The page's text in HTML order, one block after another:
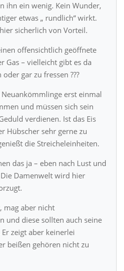
ihn ein wenig. Kein Wunder,
etwas „ rundlich“ wirkt.
sicherlich von Vorteil.
offensichtlich geöffnete
Gas – vielleicht gibt es da
gar zu fressen ???
erst einmal
und müssen sich sein
verdienen. Ist das Eis
Hübscher sehr gerne zu
die Streicheleinheiten.
das ja – eben nach Lust und
Die Damenwelt wird hier
mag aber nicht
und diese sollten auch seine
zeigt aber keinerlei
beißen gehören nicht zu